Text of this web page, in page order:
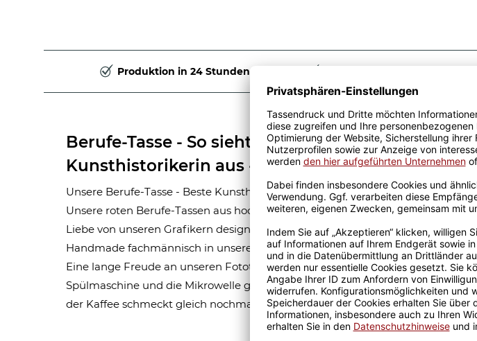
Produktion in 24 Stunden
Berufe-Tasse - So sieht die beste
Kunsthistorikerin aus - Rot
Unsere Berufe-Tasse - Beste Kunsthistorikerin - ist eine tolle Geschenkidee.
Unsere roten Berufe-Tassen aus hochwertiger Keramik wurden mit viel
Liebe von unseren Grafikern designt. Mit viel Erfahrung werden sie
Handmade fachmännisch in unserer hauseigenen Produktion bedruckt.
Eine lange Freude an unseren Fototassen und Motivtassen, die auch für die
Spülmaschine und die Mikrowelle geeignet sind, ist somit garantiert und
der Kaffee schmeckt gleich nochmal so gut. Egal ob zuhause oder im Büro.